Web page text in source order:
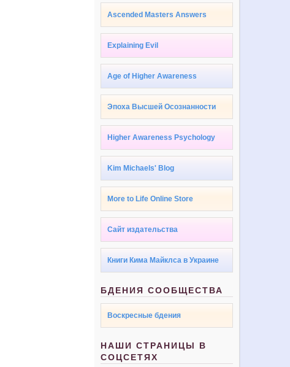
Ascended Masters Answers
Explaining Evil
Age of Higher Awareness
Эпоха Высшей Осознанности
Higher Awareness Psychology
Kim Michaels' Blog
More to Life Online Store
Сайт издательства
Книги Кима Майклса в Украине
БДЕНИЯ СООБЩЕСТВА
Воскресные бдения
НАШИ СТРАНИЦЫ В
СОЦСЕТЯХ